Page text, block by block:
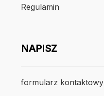
Regulamin
NAPISZ
formularz kontaktowy